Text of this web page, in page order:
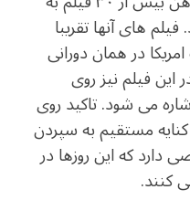
های آنها تقریبا
در همان دورانی
فیلم نیز روی
می شود. تاکید روی
مستقیم به سپردن
که این روزها در
کنند.